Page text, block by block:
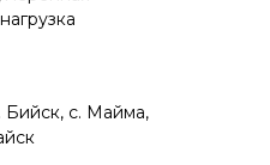
Бийск, с. Майма,